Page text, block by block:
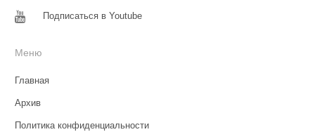
Подписаться в Youtube
Меню
Главная
Архив
Политика конфиденциальности